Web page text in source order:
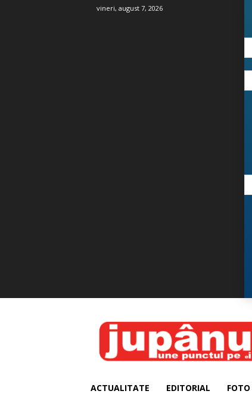
vineri, august 7, 2026
JUPÂNU'
ACTUALITATE EDITORIAL FOTO